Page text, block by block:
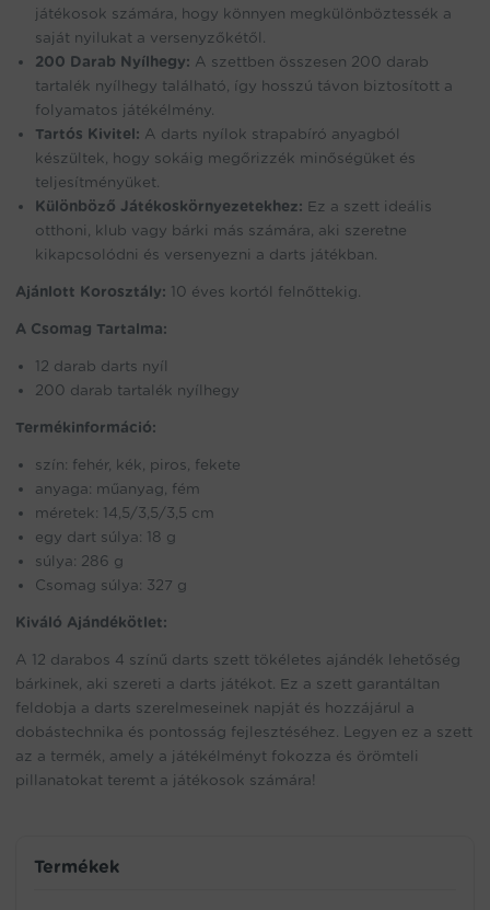
játékosok számára, hogy könnyen megkülönböztessék a
saját nyilukat a versenyzőkétől.
200 Darab Nyílhegy: A szettben összesen 200 darab
tartalék nyílhegy található, így hosszú távon biztosított a
folyamatos játékélmény.
Tartós Kivitel: A darts nyílok strapabíró anyagból
készültek, hogy sokáig megőrizzék minőségüket és
teljesítményüket.
Különböző Játékoskörnyezetekhez: Ez a szett ideális
otthoni, klub vagy bárki más számára, aki szeretne
kikapcsolódni és versenyezni a darts játékban.
Ajánlott Korosztály: 10 éves kortól felnőttekig.
A Csomag Tartalma:
12 darab darts nyíl
200 darab tartalék nyílhegy
Termékinformáció:
szín: fehér, kék, piros, fekete
anyaga: műanyag, fém
méretek: 14,5/3,5/3,5 cm
egy dart súlya: 18 g
súlya: 286 g
Csomag súlya: 327 g
Kiváló Ajándékötlet:
A 12 darabos 4 színű darts szett tökéletes ajándék lehetőség
bárkinek, aki szereti a darts játékot. Ez a szett garantáltan
feldobja a darts szerelmeseinek napját és hozzájárul a
dobástechnika és pontosság fejlesztéséhez. Legyen ez a szett
az a termék, amely a játékélményt fokozza és örömteli
pillanatokat teremt a játékosok számára!
Termékek